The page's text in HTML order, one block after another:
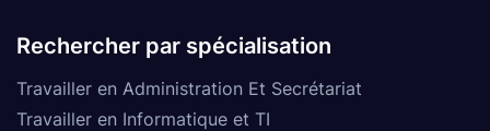
Rechercher par spécialisation
Travailler en Administration Et Secrétariat
Travailler en Informatique et TI